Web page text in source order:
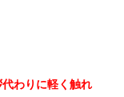
わりに軽く触れ